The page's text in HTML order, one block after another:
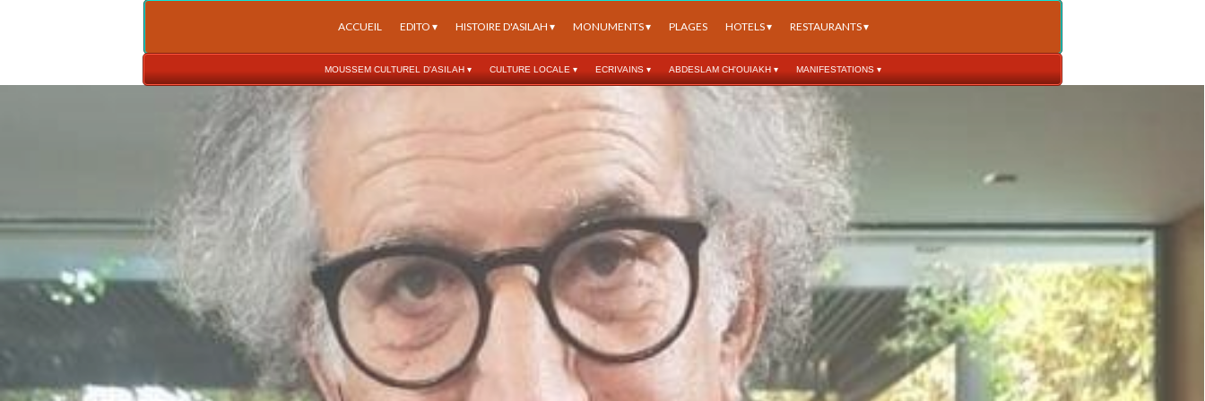
ACCUEIL EDITO ▾ HISTOIRE D'ASILAH ▾ MONUMENTS ▾ PLAGES HOTELS ▾ RESTAURANTS ▾
MOUSSEM CULTUREL D'ASILAH ▾ CULTURE LOCALE ▾ ECRIVAINS ▾ ABDESLAM CH'OUIAKH ▾ MANIFESTATIONS ▾